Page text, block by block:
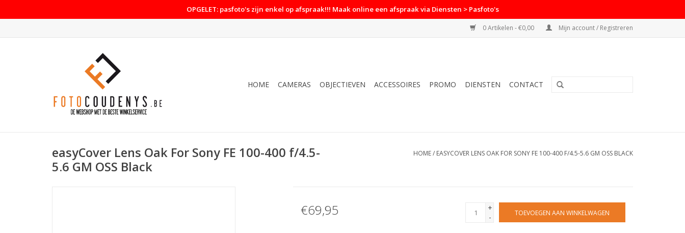
OPGELET: pasfoto's zijn enkel op afspraak!!! Maak online een afspraak via Diensten > Pasfoto's
0 Artikelen - €0,00 Mijn account / Registreren
HOME CAMERAS OBJECTIEVEN ACCESSOIRES PROMO DIENSTEN CONTACT
easyCover Lens Oak For Sony FE 100-400 f/4.5-
5.6 GM OSS Black
HOME/ EASYCOVER LENS OAK FOR SONY FE 100-400 F/4.5-5.6 GM OSS BLACK
€69,95
+
-
TOEVOEGEN AAN WINKELWAGEN